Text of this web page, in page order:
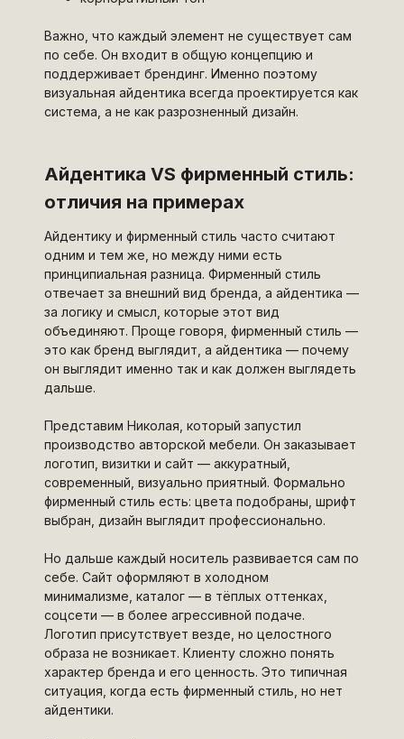
Важно, что каждый элемент не существует сам
по себе. Он входит в общую концепцию и
поддерживает брендинг. Именно поэтому
визуальная айдентика всегда проектируется как
система, а не как разрозненный дизайн.
Айдентику и фирменный стиль часто считают
одним и тем же, но между ними есть
принципиальная разница. Фирменный стиль
отвечает за внешний вид бренда, а айдентика —
за логику и смысл, которые этот вид
объединяют. Проще говоря, фирменный стиль —
это как бренд выглядит, а айдентика — почему
он выглядит именно так и как должен выглядеть
дальше.
Представим Николая, который запустил
производство авторской мебели. Он заказывает
логотип, визитки и сайт — аккуратный,
современный, визуально приятный. Формально
фирменный стиль есть: цвета подобраны, шрифт
выбран, дизайн выглядит профессионально.
Но дальше каждый носитель развивается сам по
себе. Сайт оформляют в холодном
минимализме, каталог — в тёплых оттенках,
соцсети — в более агрессивной подаче.
Логотип присутствует везде, но целостного
образа не возникает. Клиенту сложно понять
характер бренда и его ценность. Это типичная
ситуация, когда есть фирменный стиль, но нет
айдентики.
Айдентика VS фирменный стиль:
отличия на примерах